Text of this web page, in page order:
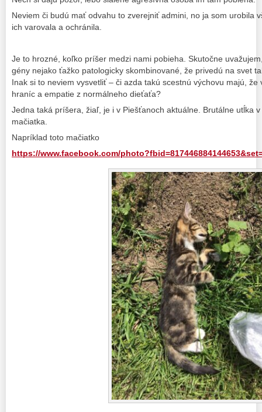
Neviem či budú mať odvahu to zverejniť admini, no ja som urobila
ich varovala a ochránila.
Je to hrozné, koľko príšer medzi nami pobieha. Skutočne
gény nejako ťažko patologicky skombinované, že privedú na svet
Inak si to neviem vysvetliť – či azda takú scestnú výchovu majú,
hraníc a empatie z normálneho dieťaťa?
Jedna taká príšera, žiaľ, je i v Piešťanoch aktuálne. Brutálne utĺka
mačiatka.
Napríklad toto mačiatko
https://www.facebook.com/